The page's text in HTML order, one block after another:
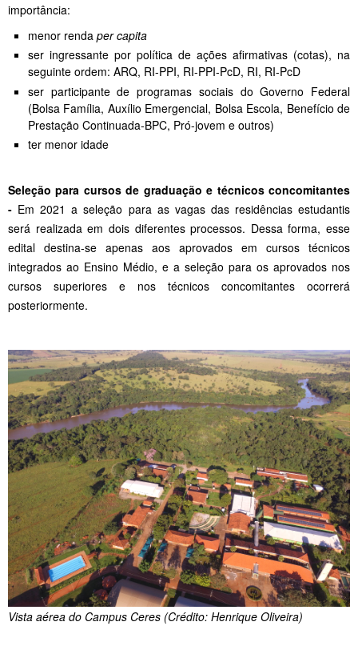
importância:
menor renda per capita
ser ingressante por política de ações afirmativas (cotas), na
seguinte ordem: ARQ, RI-PPI, RI-PPI-PcD, RI, RI-PcD
ser participante de programas sociais do Governo Federal
(Bolsa Família, Auxílio Emergencial, Bolsa Escola, Benefício de
Prestação Continuada-BPC, Pró-jovem e outros)
ter menor idade
Seleção para cursos de graduação e técnicos concomitantes
- Em 2021 a seleção para as vagas das residências estudantis
será realizada em dois diferentes processos. Dessa forma, esse
edital destina-se apenas aos aprovados em cursos técnicos
integrados ao Ensino Médio, e a seleção para os aprovados nos
cursos superiores e nos técnicos concomitantes ocorrerá
posteriormente.
Vista aérea do Campus Ceres (Crédito: Henrique Oliveira)